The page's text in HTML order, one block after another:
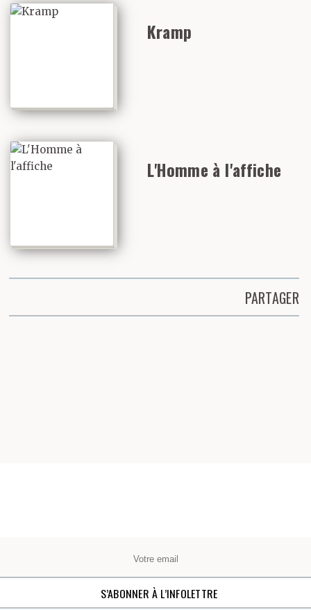
Kramp
L'Homme à l'affiche
PARTAGER